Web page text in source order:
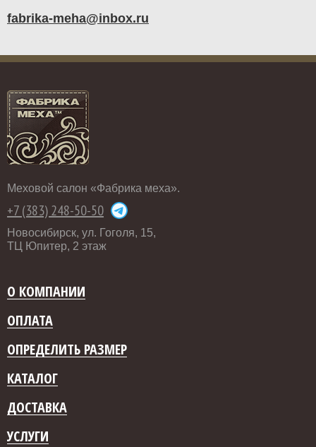
fabrika-meha@inbox.ru
Меховой салон «Фабрика меха».
+7 (383) 248-50-50
Новосибирск, ул. Гоголя, 15,
ТЦ Юпитер, 2 этаж
О КОМПАНИИ
ОПЛАТА
ОПРЕДЕЛИТЬ РАЗМЕР
КАТАЛОГ
ДОСТАВКА
УСЛУГИ